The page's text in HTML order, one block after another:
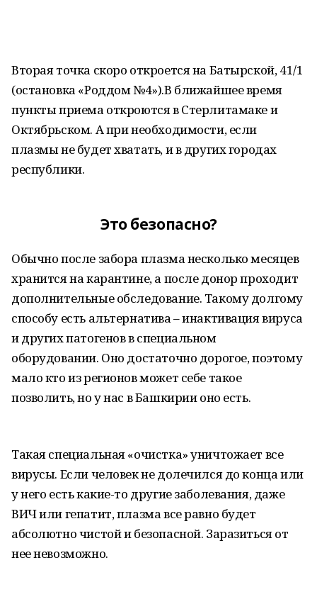
Вторая точка скоро откроется на Батырской, 41/1
(остановка «Роддом №4»).В ближайшее время
пункты приема откроются в Стерлитамаке и
Октябрьском. А при необходимости, если
плазмы не будет хватать, и в других городах
республики.
Это безопасно?
Обычно после забора плазма несколько месяцев
хранится на карантине, а после донор проходит
дополнительные обследование. Такому долгому
способу есть альтернатива – инактивация вируса
и других патогенов в специальном
оборудовании. Оно достаточно дорогое, поэтому
мало кто из регионов может себе такое
позволить, но у нас в Башкирии оно есть.
Такая специальная «очистка» уничтожает все
вирусы. Если человек не долечился до конца или
у него есть какие-то другие заболевания, даже
ВИЧ или гепатит, плазма все равно будет
абсолютно чистой и безопасной. Заразиться от
нее невозможно.